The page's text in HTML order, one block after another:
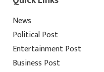
News
Political Post
Entertainment Post
Business Post